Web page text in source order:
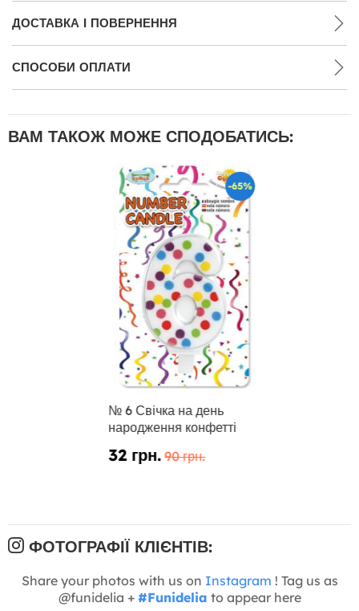
ДОСТАВКА І ПОВЕРНЕННЯ
СПОСОБИ ОПЛАТИ
ВАМ ТАКОЖ МОЖЕ СПОДОБАТИСЬ:
-65%
№ 6 Свічка на день
народження конфетті
32 грн. 90 грн.
ФОТОГРАФІЇ КЛІЄНТІВ:
Share your photos with us on Instagram ! Tag us as
@funidelia + #Funidelia to appear here